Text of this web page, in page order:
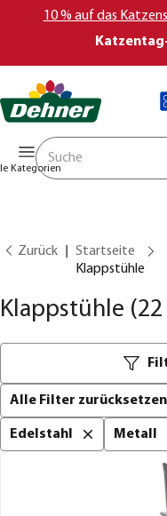
10 % auf das
Kategorien
Zurück Startseite
Klappstühle
Klappstühle
Alle Filter zurücksetzen
Edelstahl Metall